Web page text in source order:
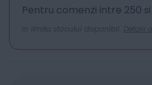
Pentru comenzi intre 250 si
In limita stocului disponibil. Detalii